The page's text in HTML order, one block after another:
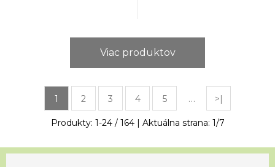
Viac produktov
1 2 3 4 5 … >|
Produkty: 1-24/ 164| Aktuálna strana: 1/7